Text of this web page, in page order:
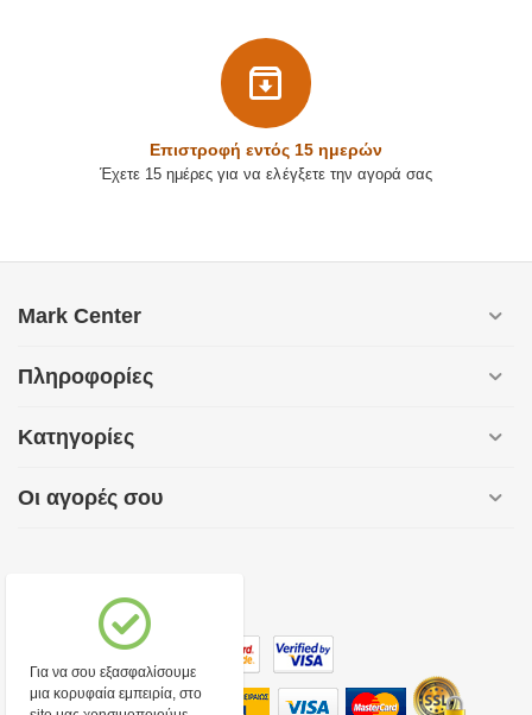
Επιστρoφή εντός 15 ημερών
Έχετε 15 ημέρες για να ελέγξετε την αγορά σας
Mark Center
Πληροφορίες
Κατηγορίες
Οι αγορές σου
Για να σου εξασφαλίσουμε
μια κορυφαία εμπειρία, στο